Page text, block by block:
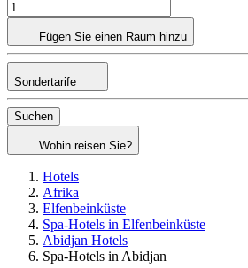
Fügen Sie einen Raum hinzu
Sondertarife
Suchen
Wohin reisen Sie?
Hotels
Afrika
Elfenbeinküste
Spa-Hotels in Elfenbeinküste
Abidjan Hotels
Spa-Hotels in Abidjan